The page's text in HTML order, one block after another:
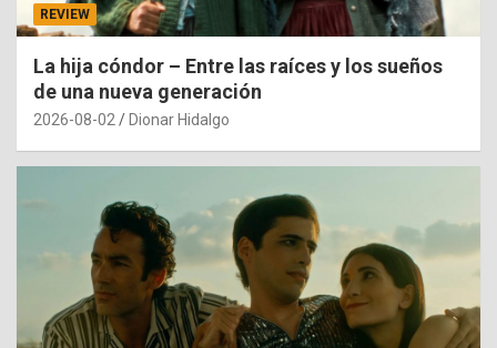
REVIEW
La hija cóndor – Entre las raíces y los sueños
de una nueva generación
2026-08-02 Dionar Hidalgo